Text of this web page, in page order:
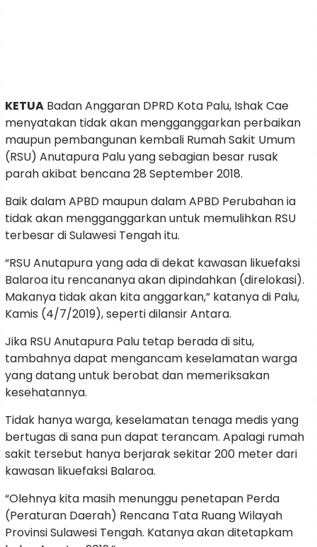
KETUA Badan Anggaran DPRD Kota Palu, Ishak Cae
menyatakan tidak akan mengganggarkan perbaikan
maupun pembangunan kembali Rumah Sakit Umum
(RSU) Anutapura Palu yang sebagian besar rusak
parah akibat bencana 28 September 2018.
Baik dalam APBD maupun dalam APBD Perubahan ia
tidak akan mengganggarkan untuk memulihkan RSU
terbesar di Sulawesi Tengah itu.
“RSU Anutapura yang ada di dekat kawasan likuefaksi
Balaroa itu rencananya akan dipindahkan (direlokasi).
Makanya tidak akan kita anggarkan,” katanya di Palu,
Kamis (4/7/2019), seperti dilansir Antara.
Jika RSU Anutapura Palu tetap berada di situ,
tambahnya dapat mengancam keselamatan warga
yang datang untuk berobat dan memeriksakan
kesehatannya.
Tidak hanya warga, keselamatan tenaga medis yang
bertugas di sana pun dapat terancam. Apalagi rumah
sakit tersebut hanya berjarak sekitar 200 meter dari
kawasan likuefaksi Balaroa.
“Olehnya kita masih menunggu penetapan Perda
(Peraturan Daerah) Rencana Tata Ruang Wilayah
Provinsi Sulawesi Tengah. Katanya akan ditetapkam